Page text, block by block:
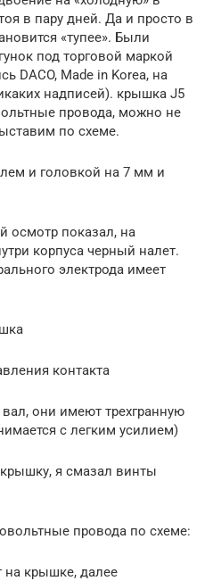
в пару дней. Да и просто в
«тупее». Были
под торговой маркой
DACO, Made in Korea, на
надписей). крышка J5
провода, можно не
по схеме.
и головкой на 7 мм и
показал, на
корпуса черный налет.
электрода имеет
контакта
они имеют трехгранную
с легким усилием)
я смазал винты
провода по схеме:
крышке, далее